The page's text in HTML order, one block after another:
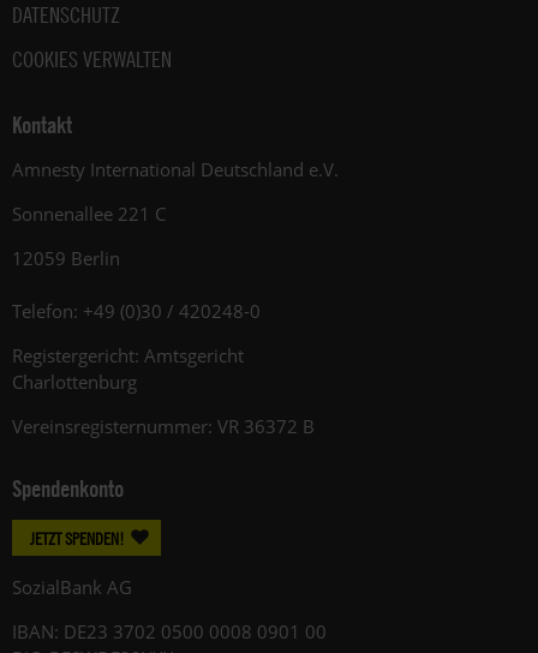
DATENSCHUTZ
COOKIES VERWALTEN
Kontakt
Amnesty International Deutschland e.V.
Sonnenallee 221 C
12059 Berlin
Telefon: +49 (0)30 / 420248-0
Registergericht: Amtsgericht
Charlottenburg
Vereinsregisternummer: VR 36372 B
Spendenkonto
JETZT SPENDEN!
SozialBank AG
IBAN: DE23 3702 0500 0008 0901 00